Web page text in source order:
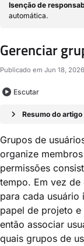
Isenção de
automática.
Gerenciar
Publicado em Jun 18, 2026
Escutar
Resumo do artigo
Grupos de
organize
permissões
tempo. Em vez
para cada
papel de projeto
então associar
quais grupos de